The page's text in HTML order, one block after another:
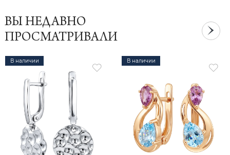
ВЫ НЕДАВНО
ПРОСМАТРИВАЛИ
В наличии В наличии